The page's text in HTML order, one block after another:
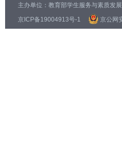
主办单位： 教育部学生服务与素质发
京ICP备19004913号-1
京公网